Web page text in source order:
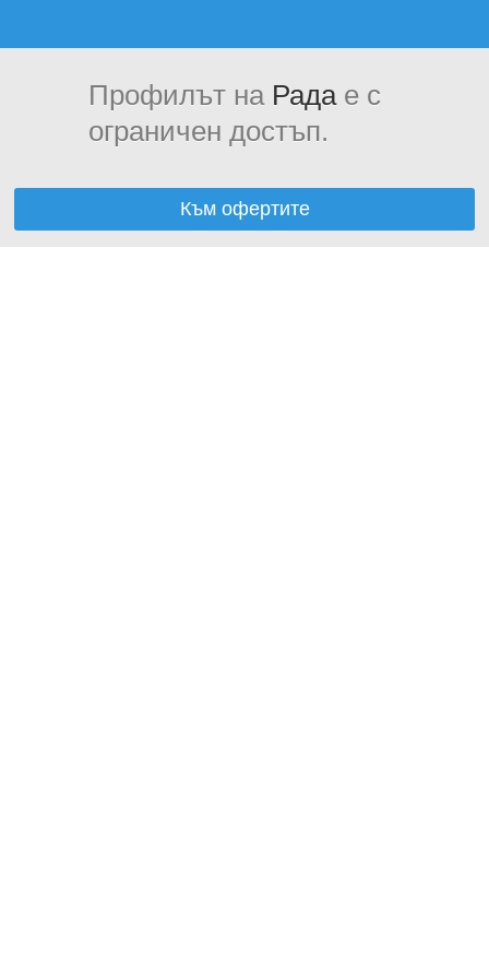
Профилът на Радае с
ограничен достъп.
Към офертите